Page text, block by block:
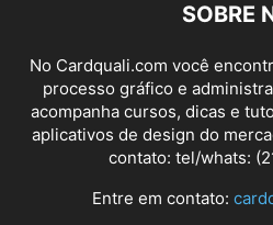
SOBRE
No Cardquali.com você
processo gráfico e
acompanha cursos, dicas e
aplicativos de design do
contato: tel/whats:
Entre em contato: